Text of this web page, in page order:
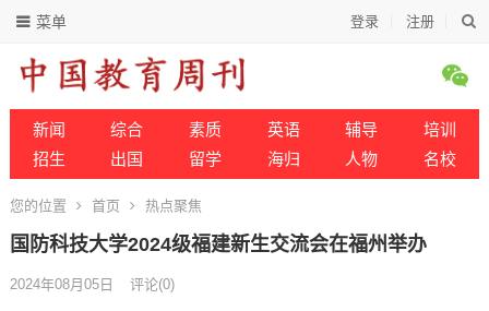
登录 注册
菜单
新闻 综合 素质 英语 辅导
培训
招生
出国 留学 海归 人物 名校
您的位置 首页 热点聚焦
国防科技大学2024级福建新生交流会在福州举办
2024年08月05日 评论(0)